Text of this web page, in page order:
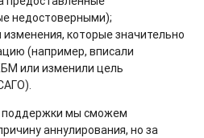
недостоверными);
которые значительно
(например, вписали
или изменили цель
поддержки мы сможем
аннулирования, но за